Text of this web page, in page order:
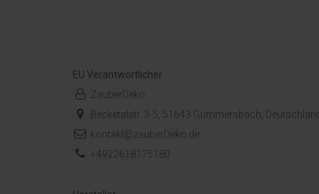
EU Verantwortlicher
ZauberDeko
Becketalstr. 3-5, 51643 Gummersbach,
kontakt@zauberDeko.de
+4922618175180